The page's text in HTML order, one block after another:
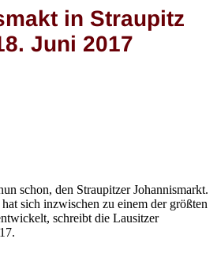
in Straupitz
Juni 2017
schon, den Straupitzer Johannismarkt.
sich inzwischen zu einem der größten
schreibt die Lausitzer